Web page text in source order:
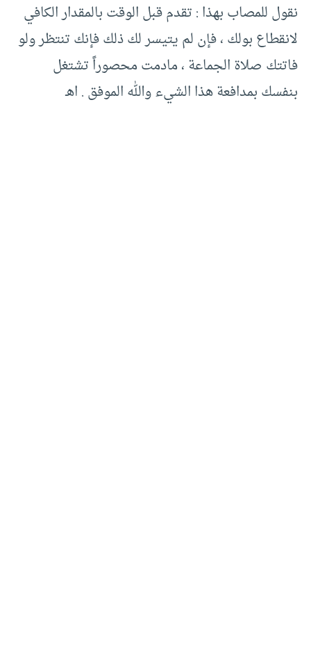
نقول للمصاب بهذا : تقدم قبل الوقت بالمقدار الكافي
لانقطاع بولك ، فإن لم يتيسر لك ذلك فإنك تنتظر ولو
فاتتك صلاة الجماعة ، مادمت محصوراً تشتغل
بنفسك بمدافعة هذا الشيء والله الموفق . اهـ